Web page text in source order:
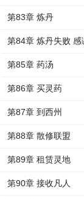
第83章 炼丹
第84章 炼丹失败
第85章 药汤
第86章 买灵药
第87章 到西州
第88章 散修联盟
第89章 租赁灵地
第90章 接收凡人